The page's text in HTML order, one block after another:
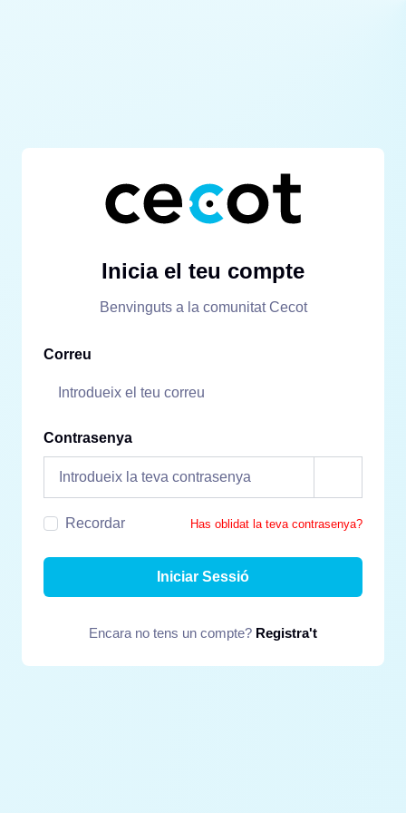
Inicia el teu compte
Benvinguts a la comunitat Cecot
Correu
Contrasenya
Recordar Has oblidat la teva contrasenya?
Iniciar Sessió
Encara no tens un compte? Registra't